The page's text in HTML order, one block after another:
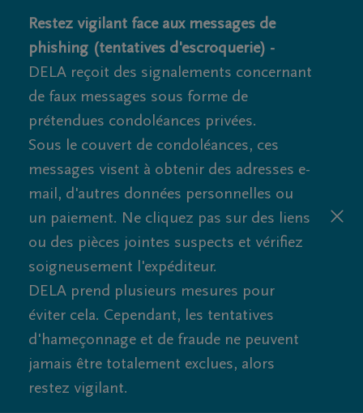
Restez vigilant face aux messages de
phishing (tentatives d'escroquerie) -
DELA reçoit des signalements concernant
de faux messages sous forme de
prétendues condoléances privées.
Sous le couvert de condoléances, ces
messages visent à obtenir des adresses e-
mail, d'autres données personnelles ou
un paiement. Ne cliquez pas sur des liens
ou des pièces jointes suspects et vérifiez
soigneusement l'expéditeur.
DELA prend plusieurs mesures pour
éviter cela. Cependant, les tentatives
d'hameçonnage et de fraude ne peuvent
jamais être totalement exclues, alors
restez vigilant.